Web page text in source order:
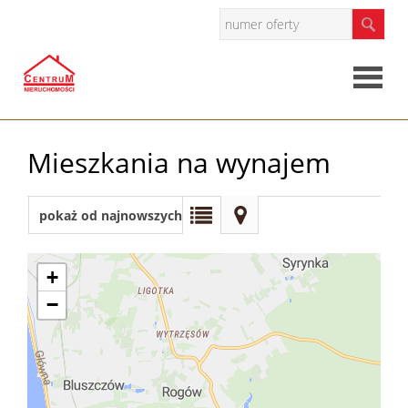
O
firmie
Oferty
Mieszkania na wynajem
pokaż od najnowszych
+
−